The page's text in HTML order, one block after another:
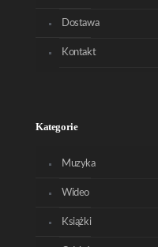
Dostawa
Kontakt
Kategorie
Muzyka
Wideo
Książki